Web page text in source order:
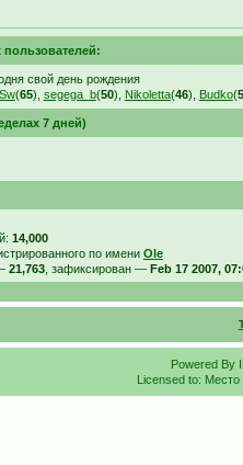
свой день рождения
(65), segega_b(50), Nikoletta(46), Budko(
7 дней)
14,000
по имени Ole
21,763, зафиксирован — Feb 17 2007,
Powered By
Licensed to: